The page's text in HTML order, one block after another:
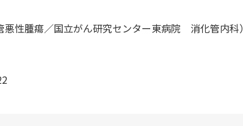
悪性腫瘍／国立がん研究センター東病院 消化管内科）